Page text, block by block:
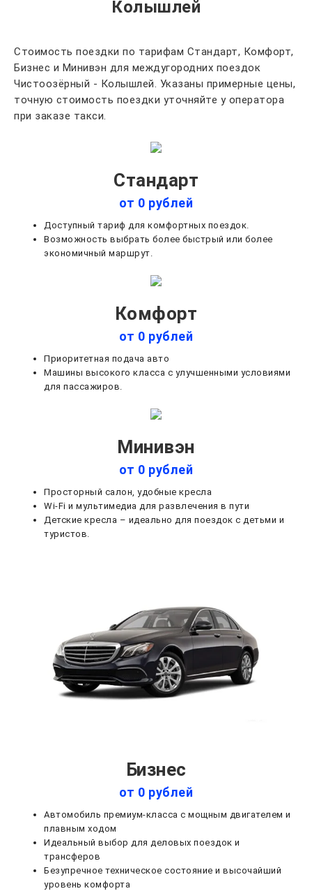
Колышлей
Стоимость поездки по тарифам Стандарт, Комфорт,
Бизнес и Минивэн для междугородних поездок
Чистоозёрный - Колышлей. Указаны примерные цены,
точную стоимость поездки уточняйте у оператора
при заказе такси.
Стандарт
от 0 рублей
Доступный тариф для комфортных поездок.
Возможность выбрать более быстрый или более
экономичный маршрут.
Комфорт
от 0 рублей
Приоритетная подача авто
Машины высокого класса с улучшенными условиями
для пассажиров.
Минивэн
от 0 рублей
Просторный салон, удобные кресла
Wi-Fi и мультимедиа для развлечения в пути
Детские кресла – идеально для поездок с детьми и
туристов.
Бизнес
от 0 рублей
Автомобиль премиум-класса с мощным двигателем и
плавным ходом
Идеальный выбор для деловых поездок и
трансферов
Безупречное техническое состояние и высочайший
уровень комфорта